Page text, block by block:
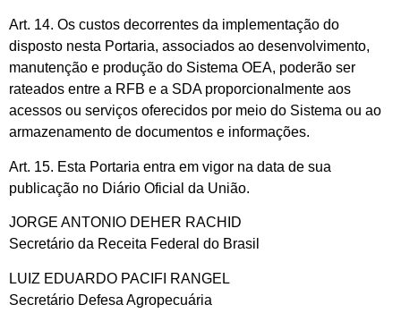
Art. 14. Os custos decorrentes da implementação do
disposto nesta Portaria, associados ao desenvolvimento,
manutenção e produção do Sistema OEA, poderão ser
rateados entre a RFB e a SDA proporcionalmente aos
acessos ou serviços oferecidos por meio do Sistema ou ao
armazenamento de documentos e informações.
Art. 15. Esta Portaria entra em vigor na data de sua
publicação no Diário Oficial da União.
JORGE ANTONIO DEHER RACHID
Secretário da Receita Federal do Brasil
LUIZ EDUARDO PACIFI RANGEL
Secretário Defesa Agropecuária